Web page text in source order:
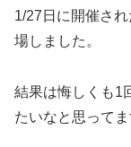
1/27日に開催さ
場しました。
結果は悔しくも1
たいなと思ってま